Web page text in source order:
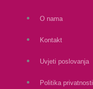
O nama
Kontakt
Uvjeti poslovanja
Politika privatnosti